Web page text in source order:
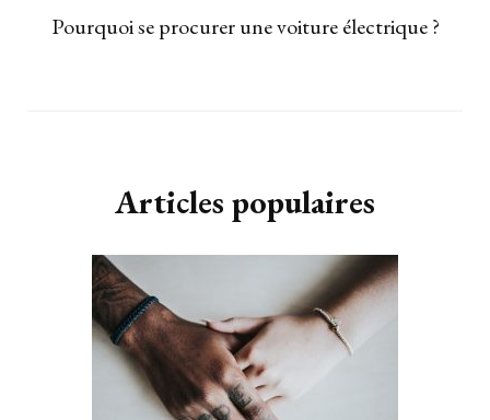
Pourquoi se procurer une voiture électrique ?
Articles populaires